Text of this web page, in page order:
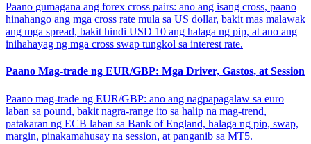
Paano gumagana ang forex cross pairs: ano ang isang cross, paano
hinahango ang mga cross rate mula sa US dollar, bakit mas malawak
ang mga spread, bakit hindi USD 10 ang halaga ng pip, at ano ang
inihahayag ng mga cross swap tungkol sa interest rate.
Paano Mag-trade ng EUR/GBP: Mga Driver, Gastos, at Session
Paano mag-trade ng EUR/GBP: ano ang nagpapagalaw sa euro
laban sa pound, bakit nagra-range ito sa halip na mag-trend,
patakaran ng ECB laban sa Bank of England, halaga ng pip, swap,
margin, pinakamahusay na session, at panganib sa MT5.